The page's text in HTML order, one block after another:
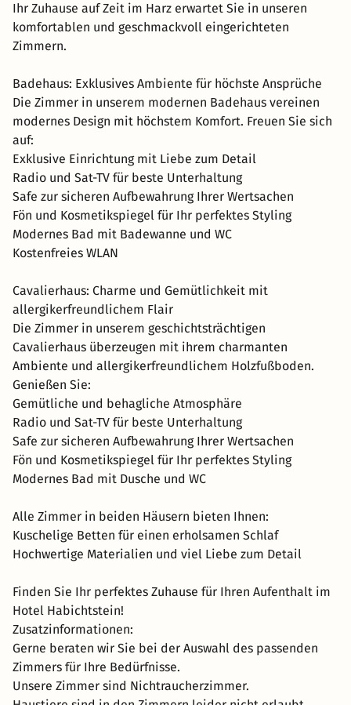
Ihr Zuhause auf Zeit im Harz erwartet Sie in unseren
komfortablen und geschmackvoll eingerichteten
Zimmern.
Badehaus: Exklusives Ambiente für höchste Ansprüche
Die Zimmer in unserem modernen Badehaus vereinen
modernes Design mit höchstem Komfort. Freuen Sie sich
auf:
Exklusive Einrichtung mit Liebe zum Detail
Radio und Sat-TV für beste Unterhaltung
Safe zur sicheren Aufbewahrung Ihrer Wertsachen
Fön und Kosmetikspiegel für Ihr perfektes Styling
Modernes Bad mit Badewanne und WC
Kostenfreies WLAN
Cavalierhaus: Charme und Gemütlichkeit mit
allergikerfreundlichem Flair
Die Zimmer in unserem geschichtsträchtigen
Cavalierhaus überzeugen mit ihrem charmanten
Ambiente und allergikerfreundlichem Holzfußboden.
Genießen Sie:
Gemütliche und behagliche Atmosphäre
Radio und Sat-TV für beste Unterhaltung
Safe zur sicheren Aufbewahrung Ihrer Wertsachen
Fön und Kosmetikspiegel für Ihr perfektes Styling
Modernes Bad mit Dusche und WC
Alle Zimmer in beiden Häusern bieten Ihnen:
Kuschelige Betten für einen erholsamen Schlaf
Hochwertige Materialien und viel Liebe zum Detail
Finden Sie Ihr perfektes Zuhause für Ihren Aufenthalt im
Hotel Habichtstein!
Zusatzinformationen:
Gerne beraten wir Sie bei der Auswahl des passenden
Zimmers für Ihre Bedürfnisse.
Unsere Zimmer sind Nichtraucherzimmer.